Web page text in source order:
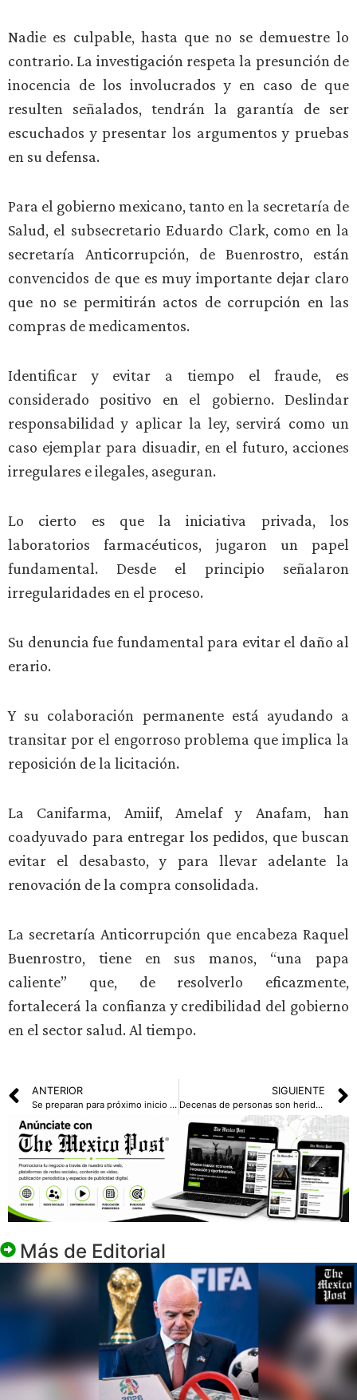
Nadie es culpable, hasta que no se demuestre lo
contrario. La investigación respeta la presunción de
inocencia de los involucrados y en caso de que
resulten señalados, tendrán la garantía de ser
escuchados y presentar los argumentos y pruebas
en su defensa.
Para el gobierno mexicano, tanto en la secretaría de
Salud, el subsecretario Eduardo Clark, como en la
secretaría Anticorrupción, de Buenrostro, están
convencidos de que es muy importante dejar claro
que no se permitirán actos de corrupción en las
compras de medicamentos.
Identificar y evitar a tiempo el fraude, es
considerado positivo en el gobierno. Deslindar
responsabilidad y aplicar la ley, servirá como un
caso ejemplar para disuadir, en el futuro, acciones
irregulares e ilegales, aseguran.
Lo cierto es que la iniciativa privada, los
laboratorios farmacéuticos, jugaron un papel
fundamental. Desde el principio señalaron
irregularidades en el proceso.
Su denuncia fue fundamental para evitar el daño al
erario.
Y su colaboración permanente está ayudando a
transitar por el engorroso problema que implica la
reposición de la licitación.
La Canifarma, Amiif, Amelaf y Anafam, han
coadyuvado para entregar los pedidos, que buscan
evitar el desabasto, y para llevar adelante la
renovación de la compra consolidada.
La secretaría Anticorrupción que encabeza Raquel
Buenrostro, tiene en sus manos, “una papa
caliente” que, de resolverlo eficazmente,
fortalecerá la confianza y credibilidad del gobierno
en el sector salud. Al tiempo.
ANTERIOR
Se preparan para próximo inicio del cónclave en el Vaticano; continuarán el legado radical o cambiarán el rumbo
SIGUIENTE
Decenas de personas son heridas por un coche en un festival callejero en Vancouver
Más de Editorial